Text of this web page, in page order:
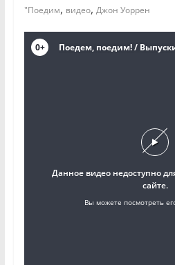
"Поедим, видео, Джон Уоррен